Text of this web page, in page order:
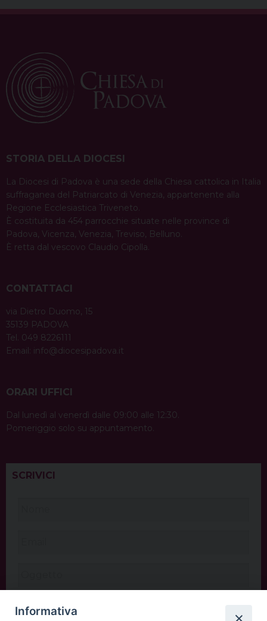
STORIA DELLA DIOCESI
La Diocesi di Padova è una sede della Chiesa cattolica in Italia
suffraganea del Patriarcato di Venezia, appartenente alla
Regione Ecclesiastica Triveneto.
È costituita da 454 parrocchie situate nelle province di
Padova, Vicenza, Venezia, Treviso, Belluno.
È retta dal vescovo Claudio Cipolla.
CONTATTACI
via Dietro Duomo, 15
35139 PADOVA
Tel. 049 8226111
Email: info@diocesipadova.it
ORARI UFFICI
Dal lunedì al venerdì dalle 09:00 alle 12:30.
Pomeriggio solo su appuntamento.
SCRIVICI
Informativa